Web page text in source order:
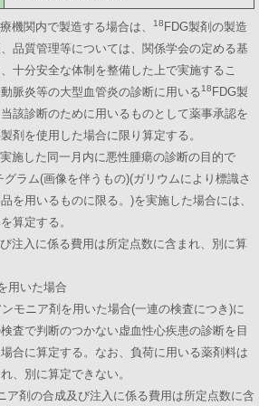
機関内で製造する場合は、 18 FDG製剤の製造
品質管理等については、関係学会の定める基
十分安全な体制を整備した上で実施するこ
脈炎等の大型血管炎の診断に用いる18 FDG製
該診断のために用いるものとして薬事承認を
剤を使用した場合に限り算定する。
施した同一月内に悪性腫瘍の診断の目的で
グラム(画像を伴うもの)(ガリウムにより標識さ
を用いるものに限る。)を実施した場合には、
算定する。
注入に係る費用は所定点数に含まれ、別に算
用いた場合
ンモニア剤を用いた場合(一連の検査につき)に
査で判断のつかない虚血性心疾患の診断を目
合に算定する。なお、負荷に用いる薬剤料は
、別に算定できない。
ア剤の合成及び注入に係る費用は所定点数に含